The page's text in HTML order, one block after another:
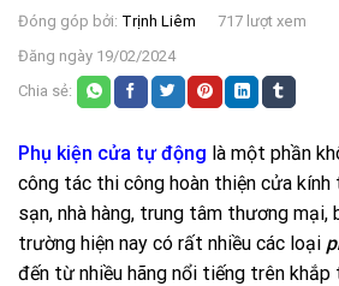
Đóng góp bởi: Trịnh Liêm
717 lượt xem
Đăng ngày 19/02/2024
Chia sẻ:
Phụ kiện cửa tự động là một phần
công tác thi công hoàn thiện cửa
sạn, nhà hàng, trung tâm thương
trường hiện nay có rất nhiều các loại
đến từ nhiều hãng nổi tiếng trên khắp